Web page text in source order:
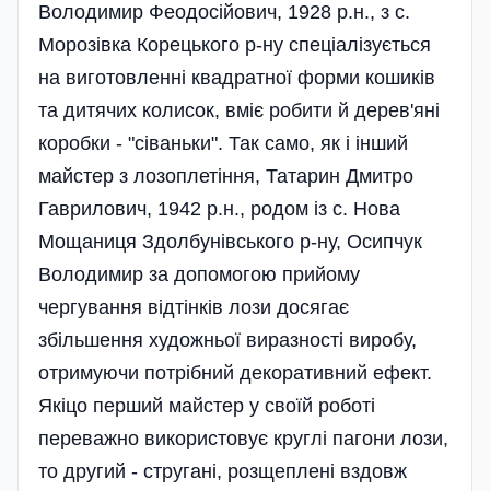
Володимир Феодосійович, 1928 р.н., з с.
Морозівка Корецького р-ну спеціалізується
на виготовленні квадратної форми кошиків
та дитячих колисок, вміє робити й дерев'яні
коробки - "сіваньки". Так само, як і інший
майстер з лозоплетіння, Татарин Дмитро
Гаврилович, 1942 р.н., родом із с. Нова
Мощаниця Здолбунівського р-ну, Осипчук
Володимир за допомогою прийому
чергування відтінків лози досягає
збільшення художньої виразності виробу,
отримуючи потрібний декоративний ефект.
Якіцо перший майстер у своїй роботі
переважно використовує круглі пагони лози,
то другий - стругані, розщеплені вздовж